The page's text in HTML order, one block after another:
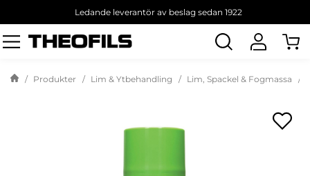
Ledande leverantör av beslag sedan 1922
Sök
produkt
Produkter Lim & Ytbehandling Lim, Spackel & Fogmassa